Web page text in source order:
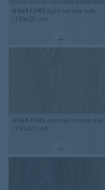
63641DR5 light serene oak
(150x20 cm)
63643DR5 natural serene oak
(150x20 cm)